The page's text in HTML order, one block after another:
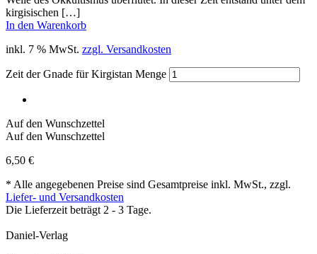
kirgisischen […]
In den Warenkorb
inkl. 7 % MwSt. zzgl. Versandkosten
Zeit der Gnade für Kirgistan Menge
Auf den Wunschzettel
Auf den Wunschzettel
6,50 €
* Alle angegebenen Preise sind Gesamtpreise inkl. MwSt., zzgl.
Liefer- und Versandkosten
Die Lieferzeit beträgt 2 - 3 Tage.
Daniel-Verlag